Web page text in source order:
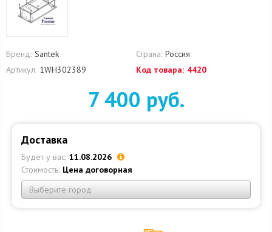
Бренд: Santek Страна: Россия
Артикул: 1WH302389 Код товара: 4420
7 400 руб.
Доставка
Будет у вас: 11.08.2026
Стоимость: Цена договорная
Выберите город